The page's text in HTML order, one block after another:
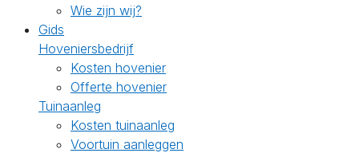
Wie zijn wij?
Gids
Hoveniersbedrijf
Kosten hovenier
Offerte hovenier
Tuinaanleg
Kosten tuinaanleg
Voortuin aanleggen